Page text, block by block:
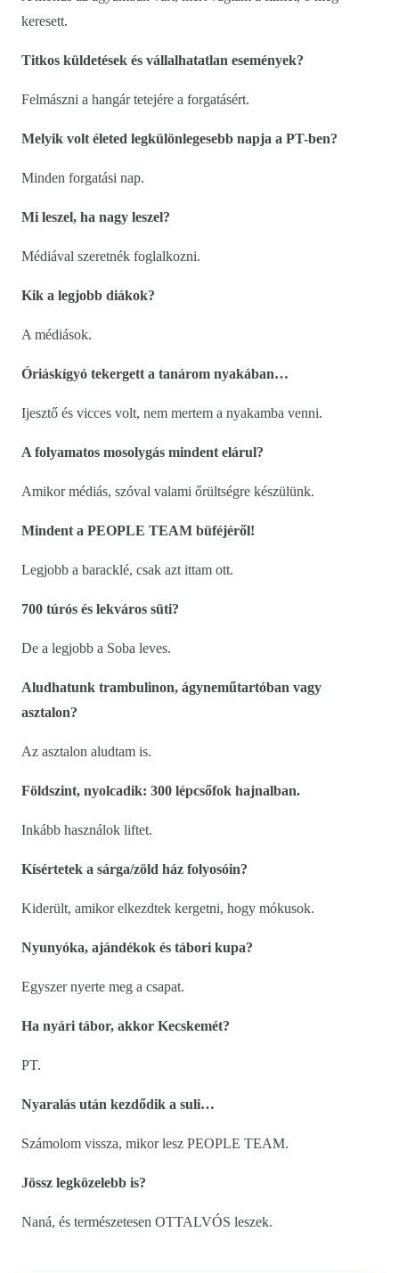
keresett.
Titkos küldetések és vállalhatatlan események?
Felmászni a hangár tetejére a forgatásért.
Melyik volt életed legkülönlegesebb napja a PT-ben?
Minden forgatási nap.
Mi leszel, ha nagy leszel?
Médiával szeretnék foglalkozni.
Kik a legjobb diákok?
A médiások.
Óriáskígyó tekergett a tanárom nyakában…
Ijesztő és vicces volt, nem mertem a nyakamba venni.
A folyamatos mosolygás mindent elárul?
Amikor médiás, szóval valami őrültségre készülünk.
Mindent a PEOPLE TEAM büféjéről!
Legjobb a baracklé, csak azt ittam ott.
700 túrós és lekváros süti?
De a legjobb a Soba leves.
Aludhatunk trambulinon, ágyneműtartóban vagy
asztalon?
Az asztalon aludtam is.
Földszint, nyolcadik: 300 lépcsőfok hajnalban.
Inkább használok liftet.
Kísértetek a sárga/zöld ház folyosóin?
Kiderült, amikor elkezdtek kergetni, hogy mókusok.
Nyunyóka, ajándékok és tábori kupa?
Egyszer nyerte meg a csapat.
Ha nyári tábor, akkor Kecskemét?
PT.
Nyaralás után kezdődik a suli…
Számolom vissza, mikor lesz PEOPLE TEAM.
Jössz legközelebb is?
Naná, és természetesen OTTALVÓS leszek.